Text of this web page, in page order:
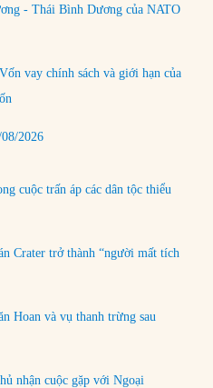
- Thái Bình Dương của NATO
vay chính sách và giới hạn của
2026
cuộc trấn áp các dân tộc thiểu
Crater trở thành “người mất tích
Hoan và vụ thanh trừng sau
nhận cuộc gặp với Ngoại